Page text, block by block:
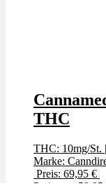
THC
THC: 10mg/St. |
Marke:
Preis: 69,95 €
Preis: nur 59,95